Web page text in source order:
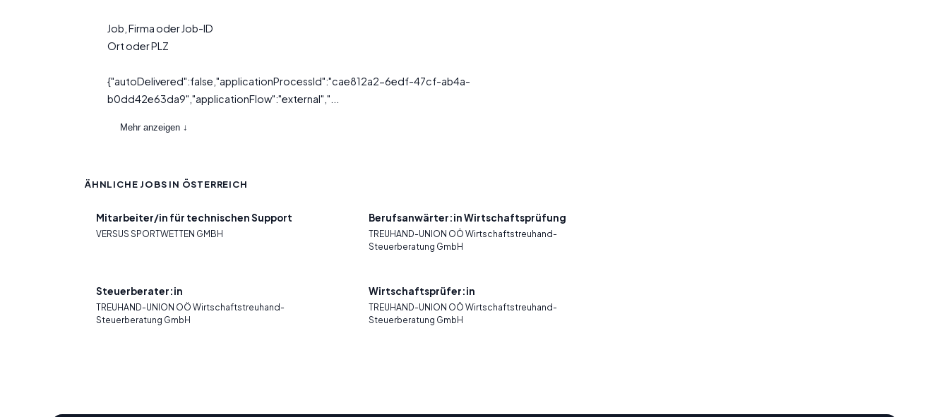
Job, Firma oder Job-ID
Ort oder PLZ
{"autoDelivered":false,"applicationProcessId":"cae812a2-6edf-47cf-ab4a-
b0dd42e63da9","applicationFlow":"external","...
Mehr anzeigen ↓
ÄHNLICHE JOBS IN ÖSTERREICH
Mitarbeiter/in für technischen Support
VERSUS SPORTWETTEN GMBH
Berufsanwärter:in Wirtschaftsprüfung
TREUHAND-UNION OÖ Wirtschaftstreuhand-
Steuerberatung GmbH
Steuerberater:in
TREUHAND-UNION OÖ Wirtschaftstreuhand-
Steuerberatung GmbH
Wirtschaftsprüfer:in
TREUHAND-UNION OÖ Wirtschaftstreuhand-
Steuerberatung GmbH